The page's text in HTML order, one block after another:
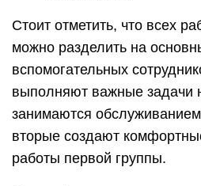
Стоит отметить, что всех
можно разделить на
вспомогательных
выполняют важные задачи
занимаются
вторые создают
работы первой группы.